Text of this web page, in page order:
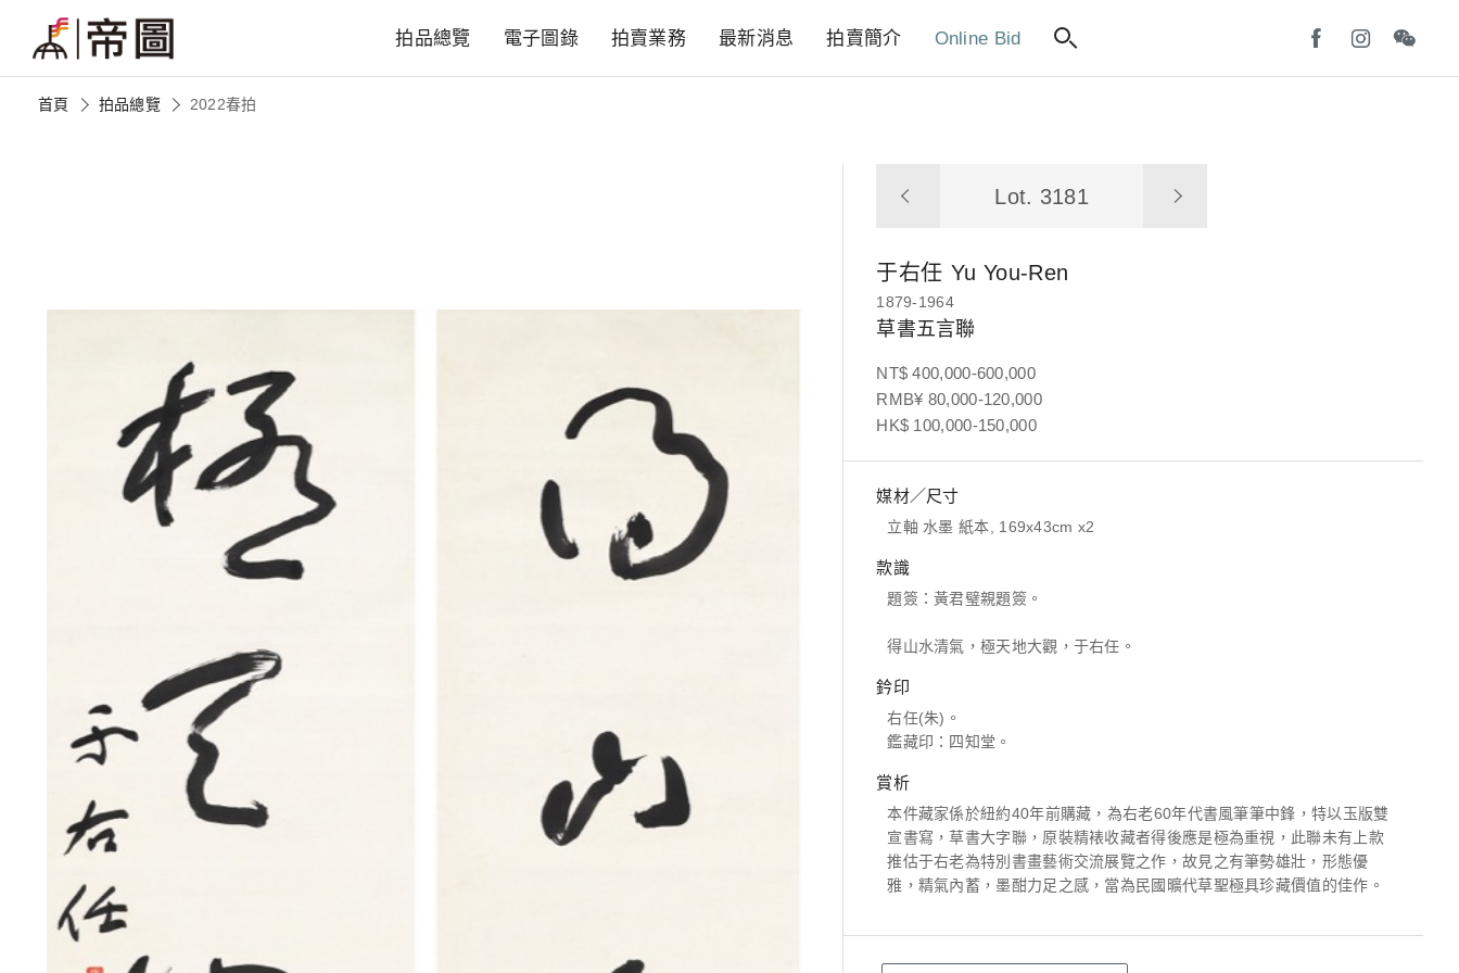
拍品總覽 電子圖錄 拍賣業務 最新消息 拍賣簡介 Online Bid
首頁 拍品總覽 2022春拍
Lot. 3181
于右任 Yu You-Ren
1879-1964
草書五言聯
NT$ 400,000-600,000
RMB¥ 80,000-120,000
HK$ 100,000-150,000
媒材／尺寸
立軸 水墨 紙本, 169x43cm x2
款識
題簽：黃君璧親題簽。
得山水清氣，極天地大觀，于右任。
鈐印
右任(朱)。
鑑藏印：四知堂。
賞析
本件藏家係於紐約40年前購藏，為右老60年代書風筆筆中鋒，特以玉版雙
宣書寫，草書大字聯，原裝精裱收藏者得後應是極為重視，此聯未有上款
推估于右老為特別書畫藝術交流展覽之作，故見之有筆勢雄壯，形態優
雅，精氣內蓄，墨酣力足之感，當為民國曠代草聖極具珍藏價值的佳作。